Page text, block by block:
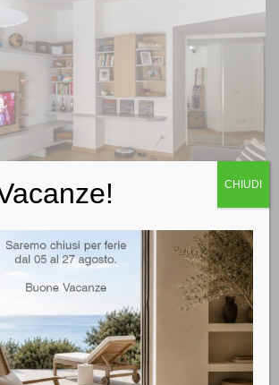
CHIUDI